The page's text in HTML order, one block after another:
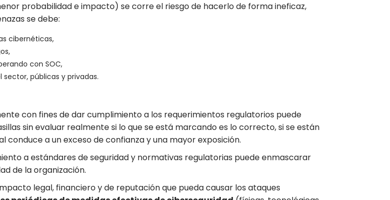
probabilidad e impacto) se corre el riesgo de hacerlo de forma ineficaz,
se debe:
cibernéticas,
con SOC,
públicas y privadas.
con fines de dar cumplimiento a los requerimientos regulatorios puede
sin evaluar realmente si lo que se está marcando es lo correcto, si se están
a un exceso de confianza y una mayor exposición.
a estándares de seguridad y normativas regulatorias puede enmascarar
de la organización.
legal, financiero y de reputación que pueda causar los ataques